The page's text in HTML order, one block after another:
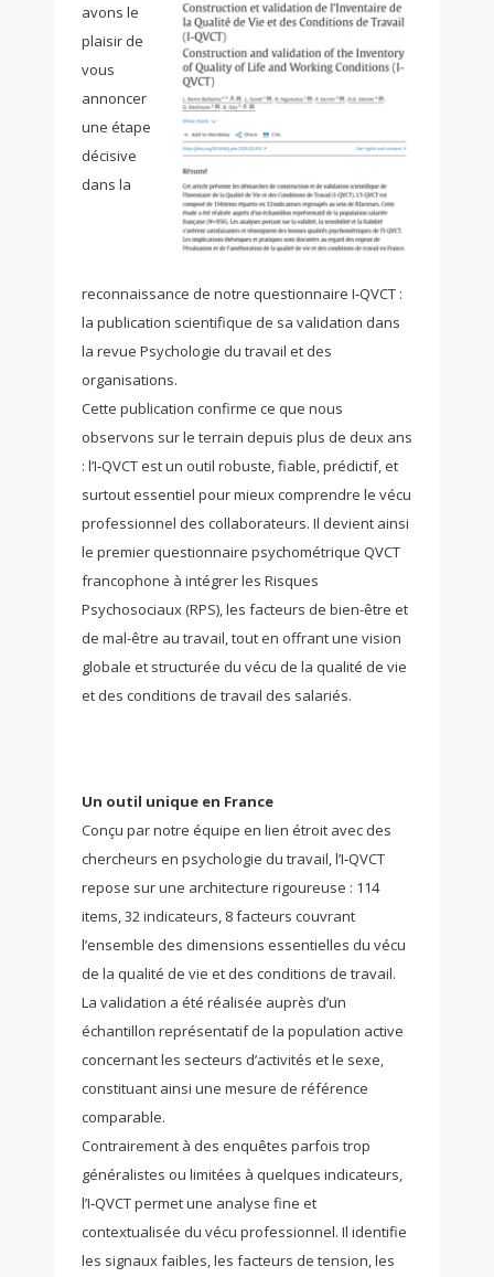
avons le
plaisir de
vous
annoncer
une étape
décisive
dans la
reconnaissance de notre questionnaire I‑QVCT :
la publication scientifique de sa validation dans
la revue Psychologie du travail et des
organisations.
Cette publication confirme ce que nous
observons sur le terrain depuis plus de deux ans
: l’I‑QVCT est un outil robuste, fiable, prédictif, et
surtout essentiel pour mieux comprendre le vécu
professionnel des collaborateurs. Il devient ainsi
le premier questionnaire psychométrique QVCT
francophone à intégrer les Risques
Psychosociaux (RPS), les facteurs de bien-être et
de mal-être au travail, tout en offrant une vision
globale et structurée du vécu de la qualité de vie
et des conditions de travail des salariés.
Un outil unique en France
Conçu par notre équipe en lien étroit avec des
chercheurs en psychologie du travail, l’I‑QVCT
repose sur une architecture rigoureuse : 114
items, 32 indicateurs, 8 facteurs couvrant
l’ensemble des dimensions essentielles du vécu
de la qualité de vie et des conditions de travail.
La validation a été réalisée auprès d’un
échantillon représentatif de la population active
concernant les secteurs d’activités et le sexe,
constituant ainsi une mesure de référence
comparable.
Contrairement à des enquêtes parfois trop
généralistes ou limitées à quelques indicateurs,
l’I‑QVCT permet une analyse fine et
contextualisée du vécu professionnel. Il identifie
les signaux faibles, les facteurs de tension, les